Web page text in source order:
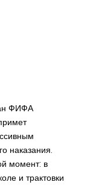
ФИФА
наказания.
момент: в
и трактовки